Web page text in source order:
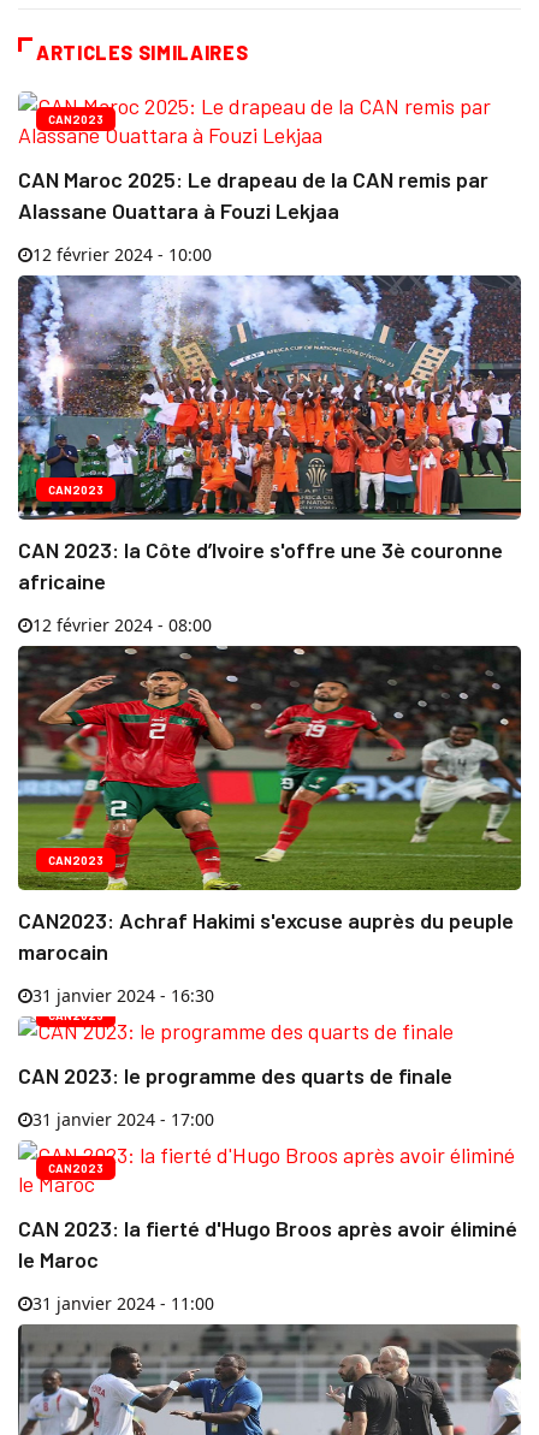
ARTICLES SIMILAIRES
CAN2023
CAN Maroc 2025: Le drapeau de la CAN remis par
Alassane Ouattara à Fouzi Lekjaa
12 février 2024 - 10:00
CAN2023
CAN 2023: la Côte d’Ivoire s'offre une 3è couronne
africaine
12 février 2024 - 08:00
CAN2023
CAN2023: Achraf Hakimi s'excuse auprès du peuple
marocain
31 janvier 2024 - 16:30
CAN2023
CAN 2023: le programme des quarts de finale
31 janvier 2024 - 17:00
CAN2023
CAN 2023: la fierté d'Hugo Broos après avoir éliminé
le Maroc
31 janvier 2024 - 11:00